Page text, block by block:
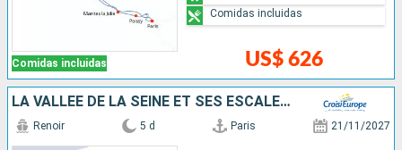
Comidas incluidas US$ 626
Comidas incluidas
LA VALLÉE DE LA SEINE ET SES ESCALES INCONTOURNABLES
Renoir 5 d Paris 21/11/2027